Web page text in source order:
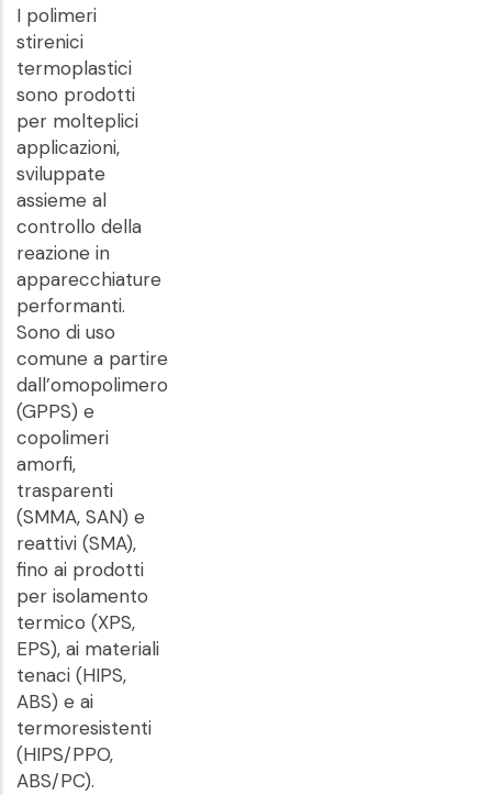
I polimeri
stirenici
termoplastici
sono prodotti
per molteplici
applicazioni,
sviluppate
assieme al
controllo della
reazione in
apparecchiature
performanti.
Sono di uso
comune a partire
dall’omopolimero
(GPPS) e
copolimeri
amorfi,
trasparenti
(SMMA, SAN) e
reattivi (SMA),
fino ai prodotti
per isolamento
termico (XPS,
EPS), ai materiali
tenaci (HIPS,
ABS) e ai
termoresistenti
(HIPS/PPO,
ABS/PC).